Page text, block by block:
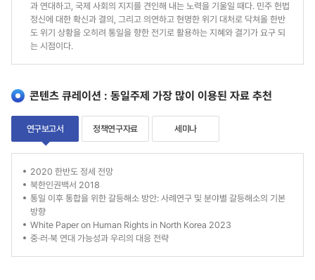
과 연대하고, 국제 사회의 지지를 견인해 내는 노력을 기울일 때다. 민주 헌법
정신에 대한 확신과 결의, 그리고 의연하고 현명한 위기 대처로 닥쳐올 한반
도 위기 상황을 오히려 통일을 향한 전기로 활용하는 지혜와 결기가 요구 되
는 시점이다.
콘텐츠 큐레이션 : 동일주제 가장 많이 이용된 자료 추천
연구보고서 정책연구자료 세미나
연
구
보
고
서
2020 한반도 정세 전망
북한인권백서 2018
통일 이후 통합을 위한 갈등해소 방안: 사례연구 및 분야별 갈등해소의 기본
방향
White Paper on Human Rights in North Korea 2023
중·러·북 연대 가능성과 우리의 대응 전략